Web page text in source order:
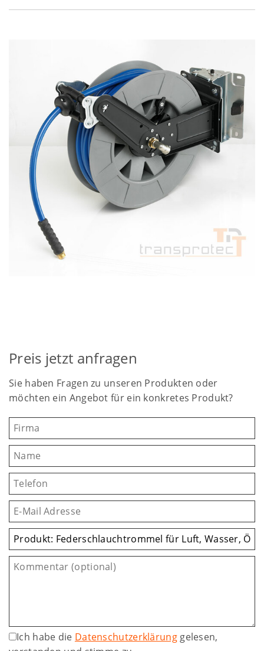
Preis jetzt anfragen
Sie haben Fragen zu unseren Produkten oder
möchten ein Angebot für ein konkretes Produkt?
Ich habe die Datenschutzerklärunggelesen,